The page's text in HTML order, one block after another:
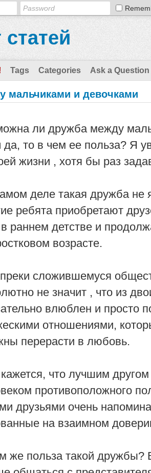
статей
Tags Categories Ask a Question
мальчиками и девочками
ли дружба между
да, то в чем ее польза? Я
жизни , хотя бы раз
деле такая дружба не
ребята приобретают
раннем детстве и
возрасте.
сложившемуся
не значит , что из
влюблен и просто
отношениями,
перерасти в любовь.
что лучшим
противоположного
друзьями очень
на взаимном
же польза такой дружбы?